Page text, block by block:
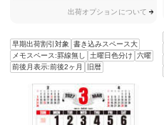
出荷オプションについて
早期出荷割引対象
書き込みスペース大
メモスペース:罫線無し
土曜日色分け
六曜
前後月表示:前後2ヶ月
旧暦